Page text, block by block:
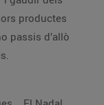
productes
passis d’allò